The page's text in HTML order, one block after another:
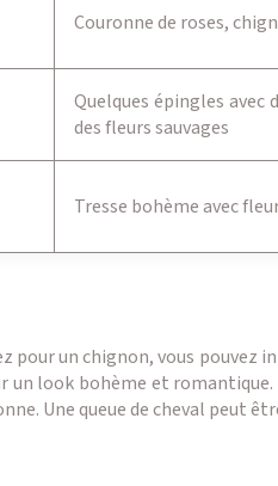
Couronne de roses,
Quelques épingles
des fleurs sauvages
Tresse bohème avec
pour un chignon, vous
look bohème et romantique.
Une queue de cheval peut